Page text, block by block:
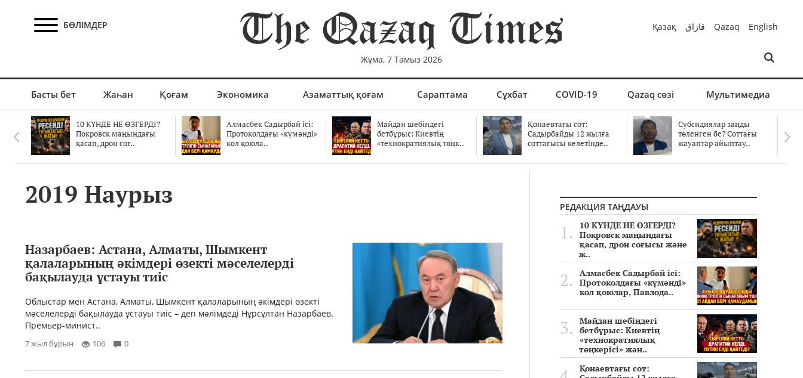
БӨЛІМДЕР
Жұма, 7 Тамыз 2026
Қазақ قازاق Qazaq English
Басты бет Жаһан Қоғам Экономика Азаматтық қоғам Сараптама Сұхбат COVID-19 Qazaq сөзі Мультимедиа
10 КҮНДЕ НЕ ӨЗГЕРДІ?
Покровск маңындағы
қасап, дрон соғ..
Алмасбек Садырбай ісі:
Протоколдағы «күмәнді»
кол қоюла..
Майдан шебіндегі
бетбұрыс: Киевтің
«технократиялық төңк..
Қонаевтағы сот:
Садырбайды 12 жылға
соттағысы келетінде..
Субсидиялар заңды
төленген бе? Соттағы
жауаптар айыптау..
2019 Наурыз
Назарбаев: Астана, Алматы, Шымкент
қалаларының әкімдері өзекті мәселелерді
бақылауда ұстауы тиіс
Облыстар мен Астана, Алматы, Шымкент қалаларының әкімдері өзекті
мәселелерді бақылауда ұстауы тиіс – деп мәлімдеді Нұрсұлтан Назарбаев.
Премьер-минист..
7 жыл бұрын 106 0
РЕДАКЦИЯ ТАҢДАУЫ
10 КҮНДЕ НЕ ӨЗГЕРДІ?
Покровск маңындағы
қасап, дрон соғысы және
ж..
Алмасбек Садырбай ісі:
Протоколдағы «күмәнді»
кол қоюлар, Павлода..
Майдан шебіндегі
бетбұрыс: Киевтің
«технократиялық
төңкерісі» жән..
Қонаевтағы сот: